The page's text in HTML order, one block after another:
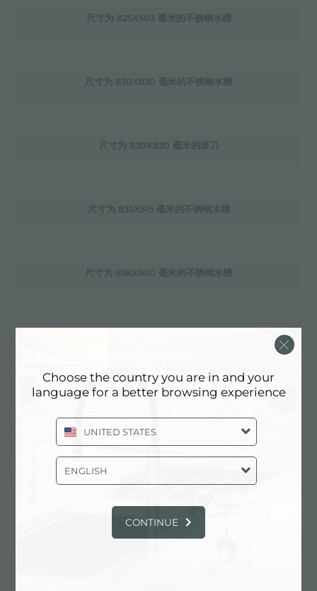
尺寸为 825X503 毫米的不锈钢水槽
尺寸为 830X830 毫米的不锈钢水槽
尺寸为 830X830 毫米的滚刀
尺寸为 835X515 毫米的不锈钢水槽
尺寸为 838X500 毫米的不锈钢水槽
尺寸为 840X350 毫米的滚刀
尺寸为 840X510 毫米的不锈钢水槽
Choose the country you are in and your
language for a better browsing experience
UNITED STATES
ENGLISH
CONTINUE